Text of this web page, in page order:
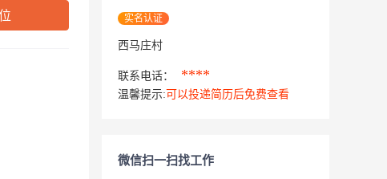
实名认证
西马庄村
联系电话： ****
温馨提示: 可以投递简历后免费查看
微信扫一扫找工作